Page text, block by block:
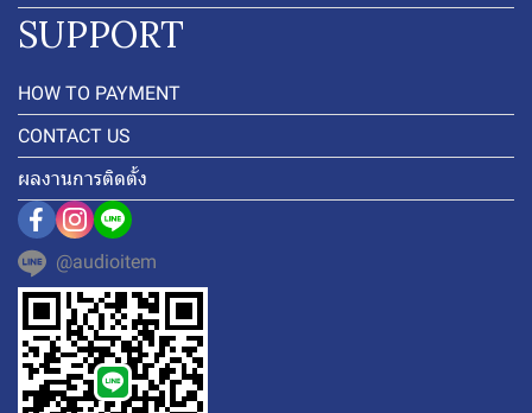
SUPPORT
HOW TO PAYMENT
CONTACT US
ผลงานการติดตั้ง
@audioitem